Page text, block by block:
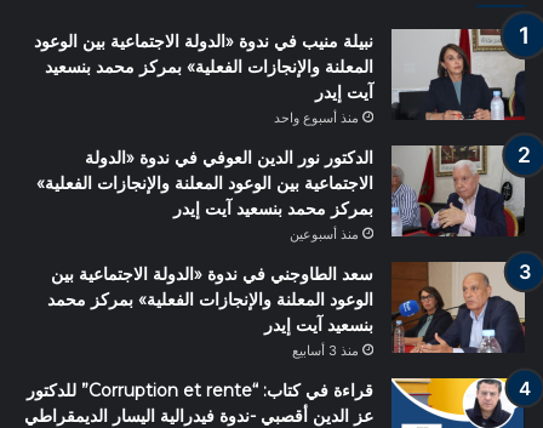
نبيلة منيب في ندوة «الدولة الاجتماعية بين الوعود
المعلنة والإنجازات الفعلية» بمركز محمد بنسعيد
آيت إيدر
منذ أسبوع واحد
الدكتور نور الدين العوفي في ندوة «الدولة
الاجتماعية بين الوعود المعلنة والإنجازات الفعلية»
بمركز محمد بنسعيد آيت إيدر
منذ أسبوعين
سعد الطاوجني في ندوة «الدولة الاجتماعية بين
الوعود المعلنة والإنجازات الفعلية» بمركز محمد
بنسعيد آيت إيدر
منذ 3 أسابيع
قراءة في كتاب: “Corruption et rente” للدكتور
عز الدين أقصبي -ندوة فيدرالية اليسار الديمقراطي